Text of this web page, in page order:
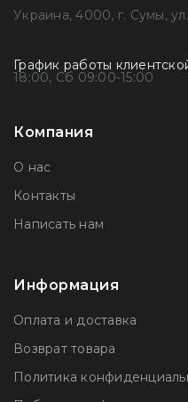
Украина, 4000, г. Сумы,
График работы
18:00, Сб 09:00-15:00
Компания
О нас
Контакты
Написать нам
Информация
Оплата и доставка
Возврат товара
Политика